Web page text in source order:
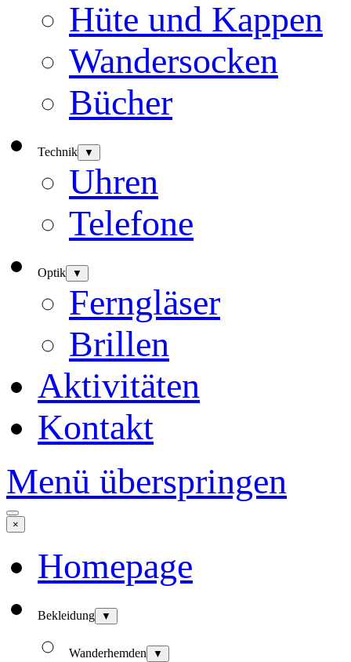
Hüte und Kappen
Wandersocken
Bücher
Technik ▼
Uhren
Telefone
Optik ▼
Ferngläser
Brillen
Aktivitäten
Kontakt
Menü überspringen
×
Homepage
Bekleidung ▼
Wanderhemden ▼